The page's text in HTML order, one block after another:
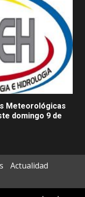
Meteorológicas
domingo 9 de
Actualidad